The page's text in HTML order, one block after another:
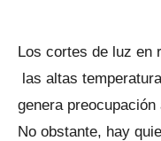
Los cortes de luz en
las altas
genera
No obstante, hay